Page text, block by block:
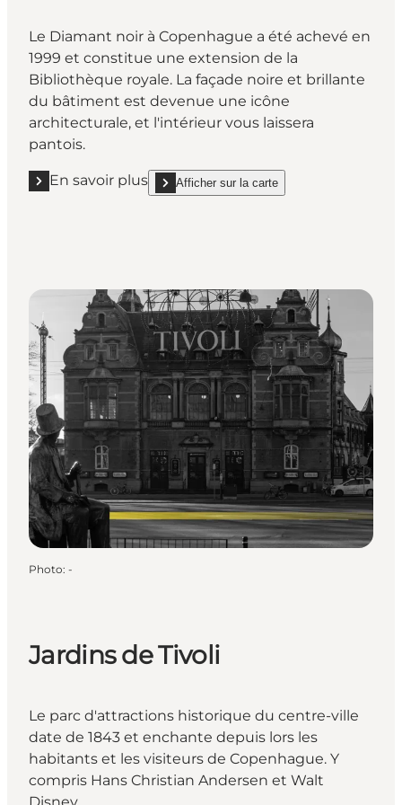
Le Diamant noir à Copenhague a été achevé en
1999 et constitue une extension de la
Bibliothèque royale. La façade noire et brillante
du bâtiment est devenue une icône
architecturale, et l'intérieur vous laissera
pantois.
En savoir plus
En savoir plus "La Bibliothèque royale du
Afficher sur la carte
Photo: -
Jardins de Tivoli
Le parc d'attractions historique du centre-ville
date de 1843 et enchante depuis lors les
habitants et les visiteurs de Copenhague. Y
compris Hans Christian Andersen et Walt
Disney.